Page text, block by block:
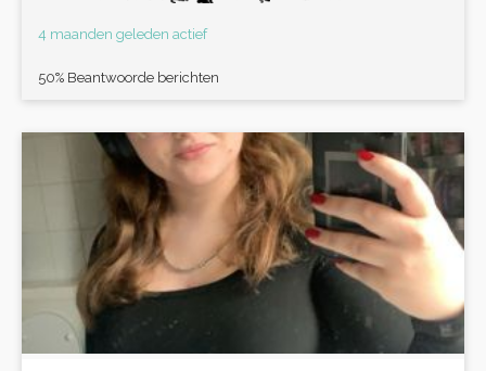
4 maanden geleden actief
50% Beantwoorde berichten